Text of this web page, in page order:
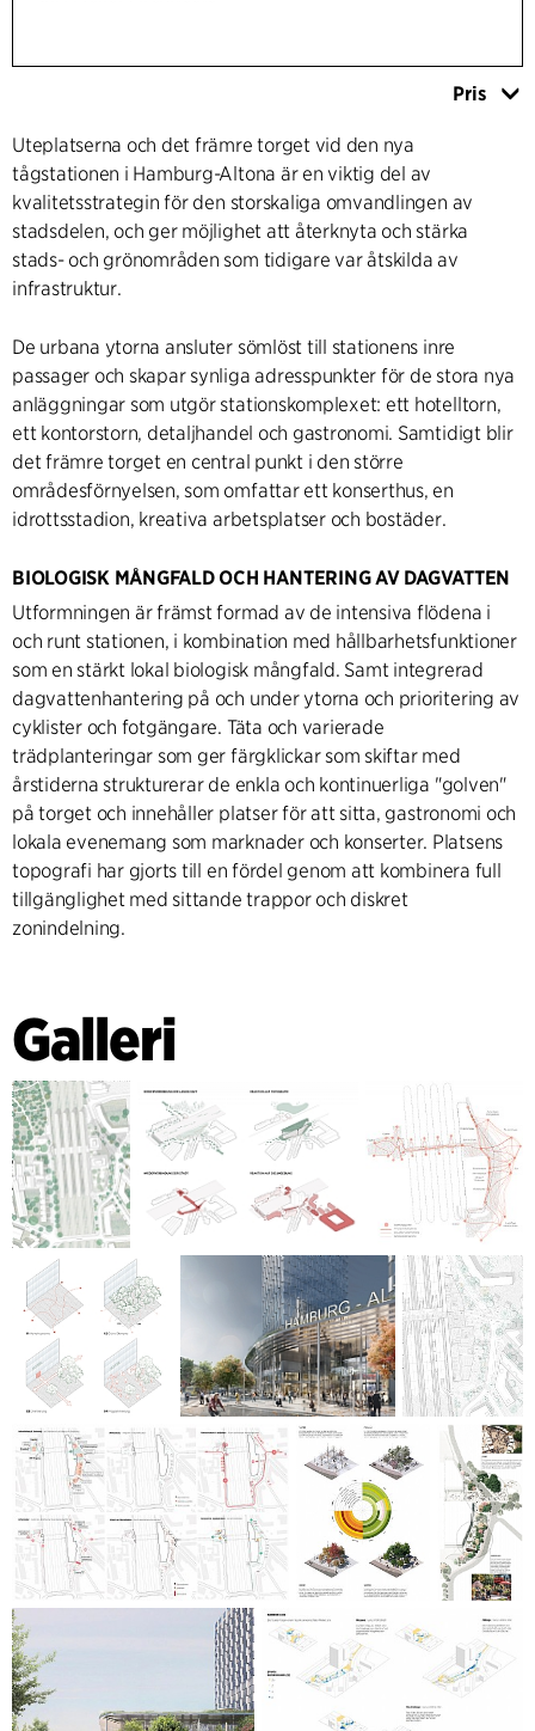
Pris
Uteplatserna och det främre torget vid den nya
tågstationen i Hamburg-Altona är en viktig del av
kvalitetsstrategin för den storskaliga omvandlingen av
stadsdelen, och ger möjlighet att återknyta och stärka
stads- och grönområden som tidigare var åtskilda av
infrastruktur.
De urbana ytorna ansluter sömlöst till stationens inre
passager och skapar synliga adresspunkter för de stora nya
anläggningar som utgör stationskomplexet: ett hotelltorn,
ett kontorstorn, detaljhandel och gastronomi. Samtidigt blir
det främre torget en central punkt i den större
områdesförnyelsen, som omfattar ett konserthus, en
idrottsstadion, kreativa arbetsplatser och bostäder.
BIOLOGISK MÅNGFALD OCH HANTERING AV DAGVATTEN
Utformningen är främst formad av de intensiva flödena i
och runt stationen, i kombination med hållbarhetsfunktioner
som en stärkt lokal biologisk mångfald. Samt integrerad
dagvattenhantering på och under ytorna och prioritering av
cyklister och fotgängare. Täta och varierade
trädplanteringar som ger färgklickar som skiftar med
årstiderna strukturerar de enkla och kontinuerliga "golven"
på torget och innehåller platser för att sitta, gastronomi och
lokala evenemang som marknader och konserter. Platsens
topografi har gjorts till en fördel genom att kombinera full
tillgänglighet med sittande trappor och diskret
zonindelning.
Galleri